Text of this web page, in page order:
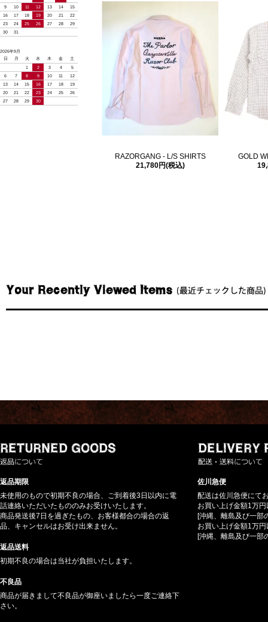
9
10 11 12 13 14
15
16
17 18 19 20 21
22
23
24 25 26 27 28
29
30
31
2026年9月
日
月 火 水 木 金
土
1
2 3 4
5
6
7 8 9 10 11
12
13
14 15 16 17 18
19
20
21 22 23 24 25
26
27
28 29 30
RAZORGANG - L/S SHIRTS
21,780円(税込)
GOLD
返品期限
未使用のもので初期不良の場合、ご到着後3日以内に電
話連絡いただいたもののみお受けいたします。
商品発送後7日を過ぎたもの、お客様都合の場合の返
品、キャンセルはお受け出来ません。
返品送料
初期不良の場合は当社が負担いたします。
不良品
商品が届きまして不良品が御座いましたら一度ご連絡下
さい。
佐川急便
配送は佐川急便にて
お買い上げ金額1万
[沖縄、離島及び一部
お買い上げ金額1万
[沖縄、離島及び一部